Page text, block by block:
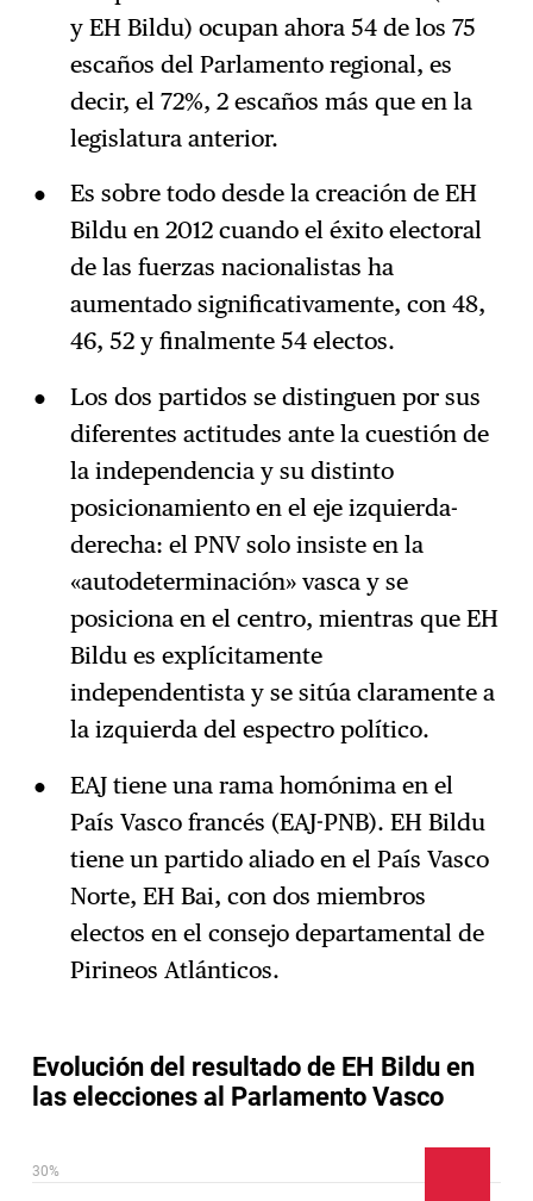
y EH Bildu) ocupan ahora 54 de los 75
escaños del Parlamento regional, es
decir, el 72%, 2 escaños más que en la
legislatura anterior.
Es sobre todo desde la creación de EH
Bildu en 2012 cuando el éxito electoral
de las fuerzas nacionalistas ha
aumentado significativamente, con 48,
46, 52 y finalmente 54 electos.
Los dos partidos se distinguen por sus
diferentes actitudes ante la cuestión de
la independencia y su distinto
posicionamiento en el eje izquierda-
derecha: el PNV solo insiste en la
«autodeterminación» vasca y se
posiciona en el centro, mientras que EH
Bildu es explícitamente
independentista y se sitúa claramente a
la izquierda del espectro político.
EAJ tiene una rama homónima en el
País Vasco francés (EAJ-PNB). EH Bildu
tiene un partido aliado en el País Vasco
Norte, EH Bai, con dos miembros
electos en el consejo departamental de
Pirineos Atlánticos.